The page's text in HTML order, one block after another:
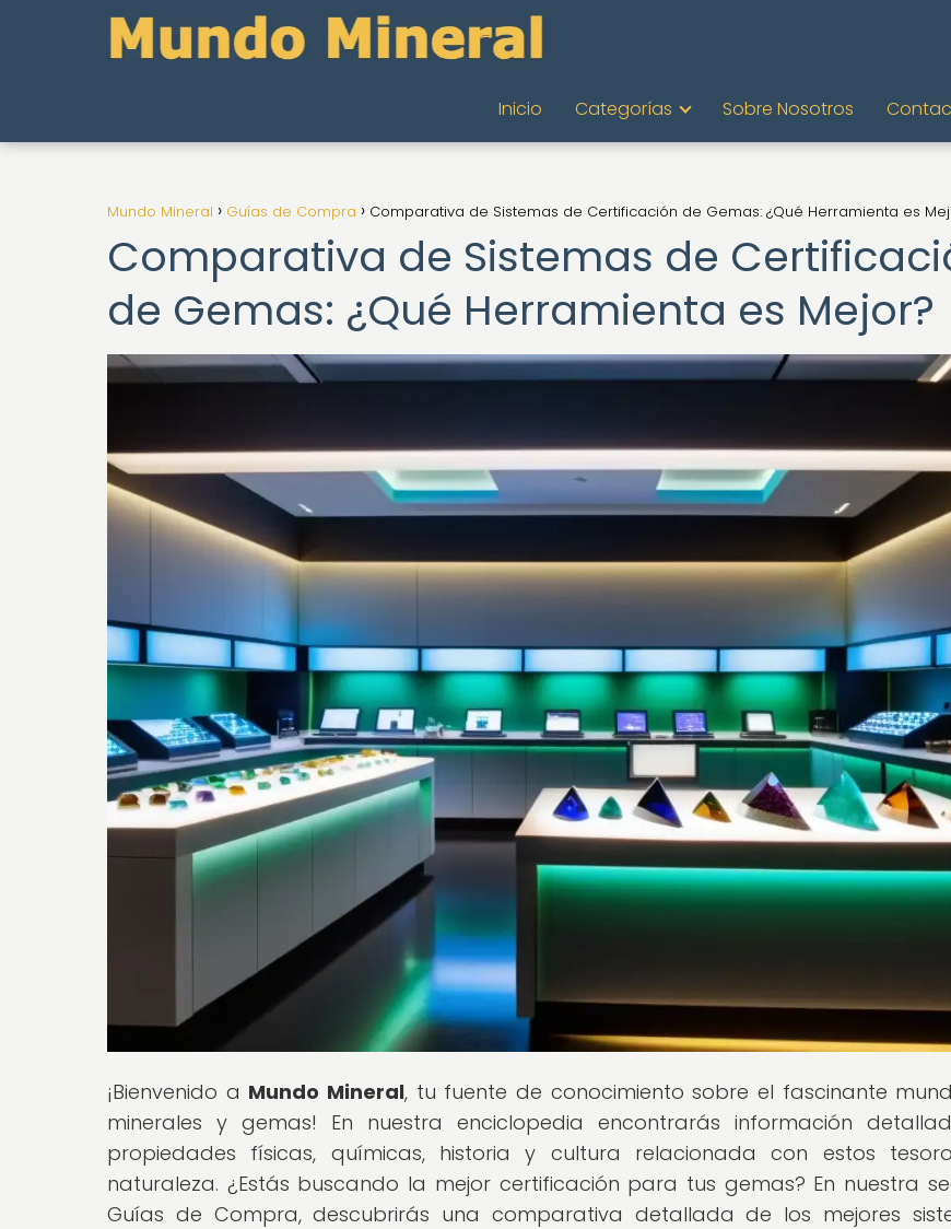
Inicio Categorías Sobre Nosotros
Mundo Mineral Guías de Compra Comparativa de Sistemas de Certificación de Gemas: ¿Qué Herramienta es
Comparativa de Sistemas de
de Gemas: ¿Qué Herramienta es Mejor?
¡Bienvenido a Mundo Mineral, tu fuente de conocimiento sobre el fascinante
minerales y gemas! En nuestra enciclopedia encontrarás información
propiedades físicas, químicas, historia y cultura relacionada con estos
naturaleza. ¿Estás buscando la mejor certificación para tus gemas? En nuestra
Guías de Compra, descubrirás una comparativa detallada de los mejores